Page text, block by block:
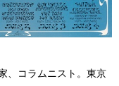
、コラムニスト。東京